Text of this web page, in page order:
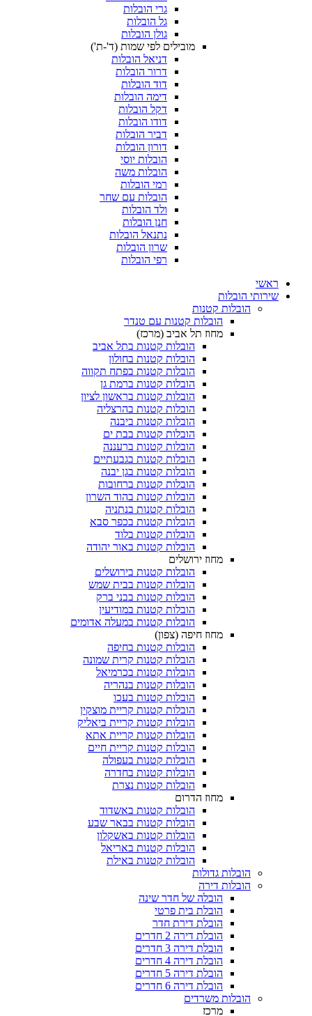
גרי הובלות
גל הובלות
גולן הובלות
מובילים לפי שמות (ד'-ת')
דניאל הובלות
דרור הובלות
דוד הובלות
דימה הובלות
דקל הובלות
דודו הובלות
דביר הובלות
דורון הובלות
הובלות יוסי
הובלות משה
רמי הובלות
הובלות עם שחר
ולד הובלות
חנן הובלות
נתנאל הובלות
שרון הובלות
רפי הובלות
ראשי
שירותי הובלות
הובלות קטנות
הובלות קטנות עם טנדר
מחוז תל אביב (מרכז)
הובלות קטנות בתל אביב
הובלות קטנות בחולון​
הובלות קטנות בפתח תקווה
הובלות קטנות ברמת גן
הובלות קטנות בראשון לציון
הובלות קטנות בהרצליה
הובלות קטנות ביבנה
הובלות קטנות בבת ים
הובלות קטנות ברעננה
הובלות קטנות בגבעתיים
הובלות קטנות בגן יבנה
הובלות קטנות ברחובות
הובלות קטנות בהוד השרון
הובלות קטנות בנתניה
הובלות קטנות בכפר סבא
הובלות קטנות בלוד
הובלות קטנות באור יהודה
מחוז ירושלים
הובלות קטנות בירושלים
הובלות קטנות בבית שמש
הובלות קטנות בבני ברק
הובלות קטנות במודיעין
הובלות קטנות במעלה אדומים
מחוז חיפה (צפון)
הובלות קטנות בחיפה
הובלות קטנות קרית שמונה
הובלות קטנות בכרמיאל
הובלות קטנות בנהריה
הובלות קטנות בעכו
הובלות קטנות קריית מוצקין
הובלות קטנות קריית ביאליק
הובלות קטנות קריית אתא
הובלות קטנות קריית חיים
הובלות קטנות בעפולה
הובלות קטנות בחדרה
הובלות קטנות נצרת
מחוז הדרום
הובלות קטנות באשדוד
הובלות קטנות בבאר שבע
הובלות קטנות באשקלון
הובלות קטנות באריאל
הובלות קטנות באילת
הובלות גדולות
הובלות דירה
הובלה של חדר שינה
הובלת בית פרטי
הובלת דירת חדר
הובלת דירה 2 חדרים
הובלת דירה 3 חדרים
הובלת דירה 4 חדרים
הובלת דירה 5 חדרים
הובלת דירה 6 חדרים
הובלות משרדים
מרכז